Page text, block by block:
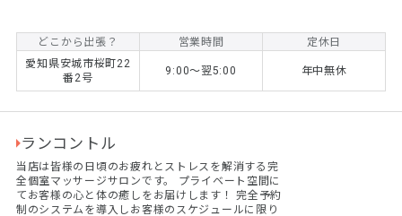
どこから出張？ 営業時間
定休日
愛知県安城市桜町22
番2号
9:00〜翌5:00 年中無休
ランコントル
当店は皆様の日頃のお疲れとストレスを解消する完
全個室マッサージサロンです。 プライベート空間に
てお客様の心と体の癒しをお届けします！ 完全予約
制のシステムを導入しお客様のスケジュールに限り